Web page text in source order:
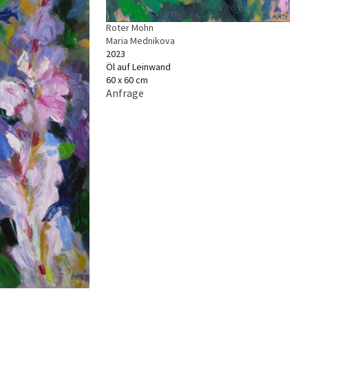
Roter Mohn
Maria Mednikova
2023
Öl auf Leinwand
60 x 60 cm
Anfrage